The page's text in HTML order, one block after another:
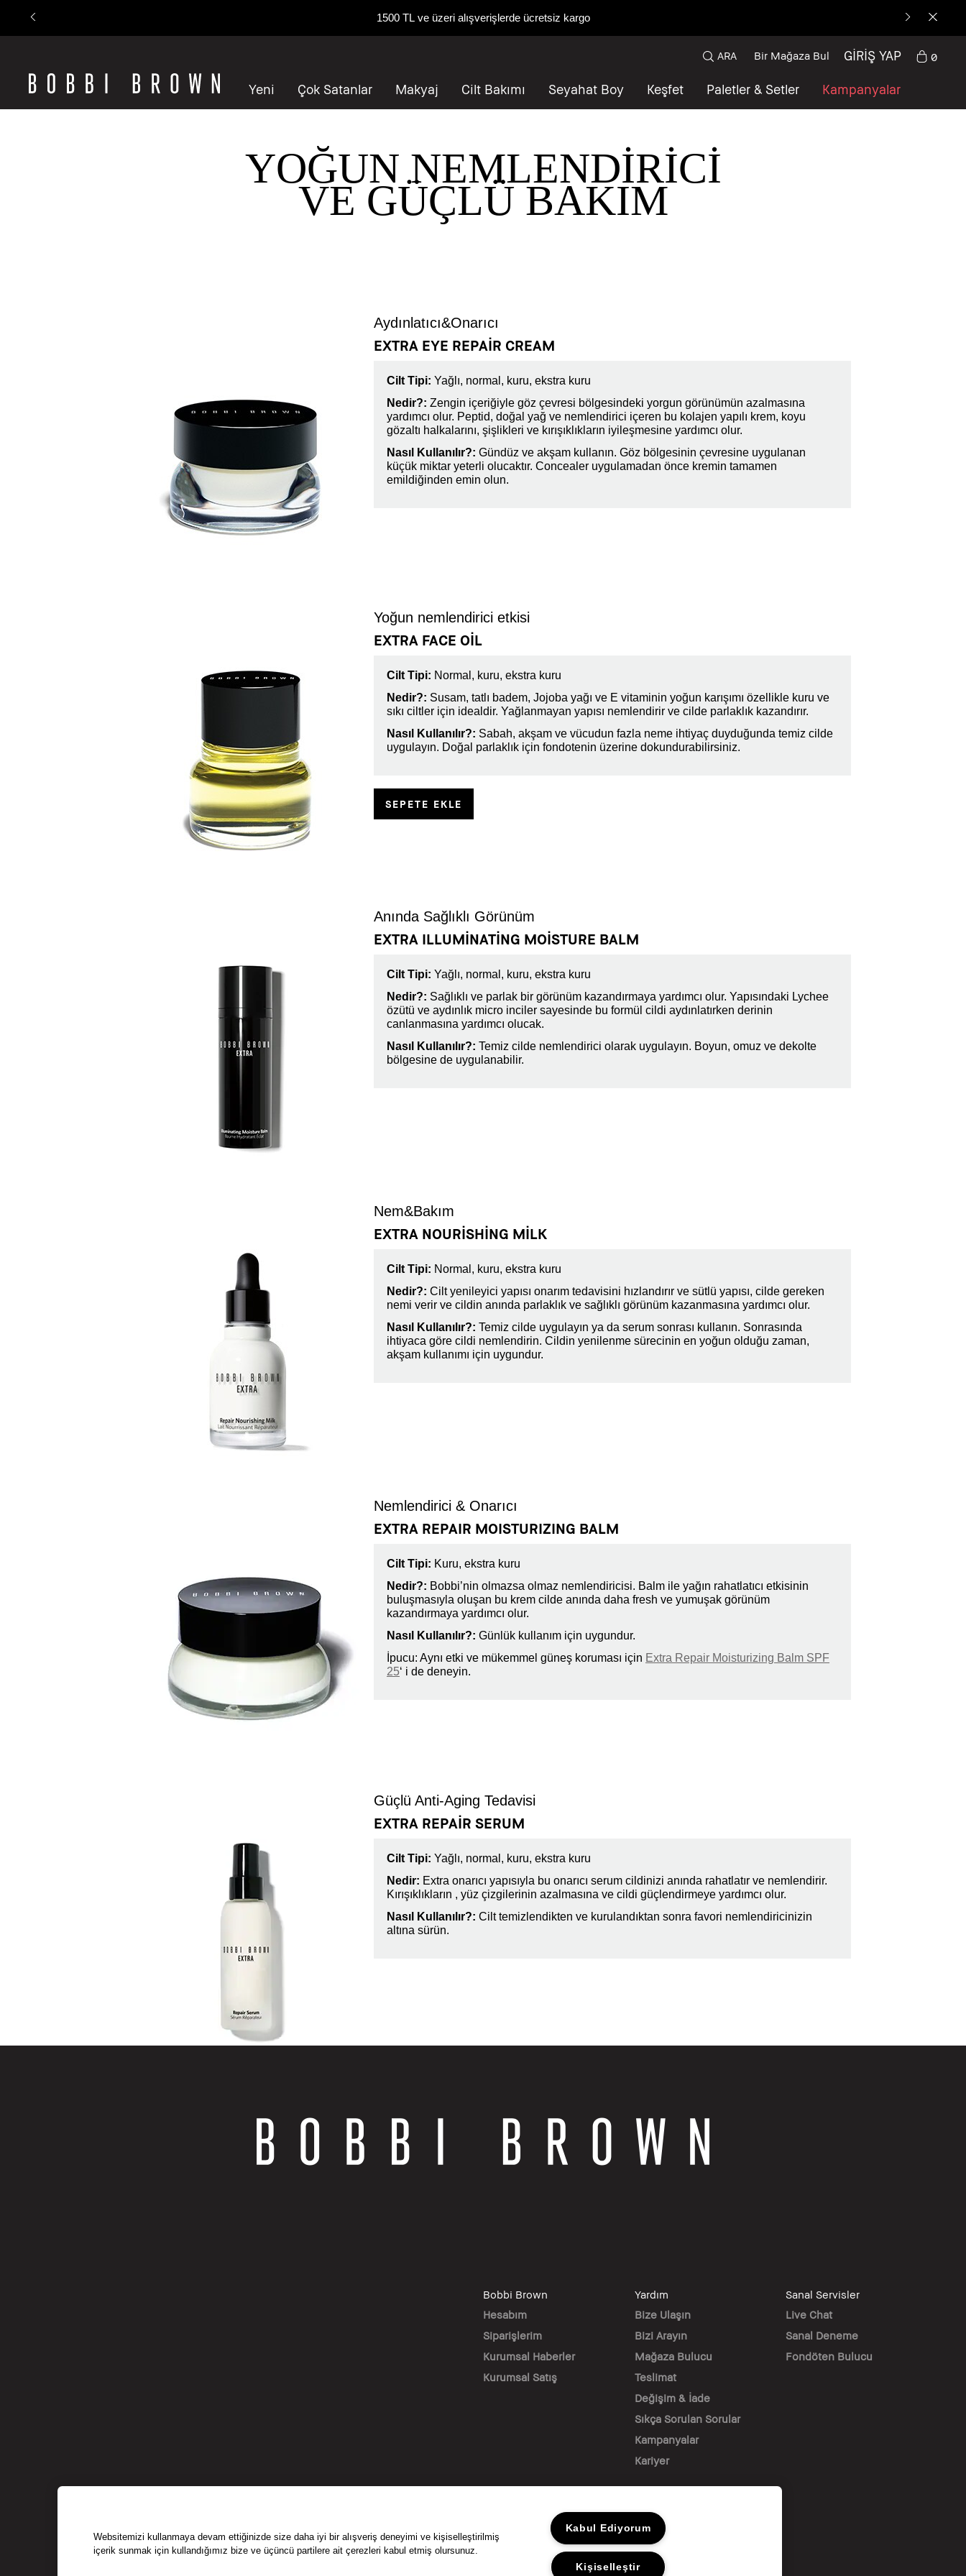
1500 TL ve üzeri alışverişlerde ücretsiz kargo
Yeni Çok Satanlar Makyaj Cilt Bakımı Seyahat Boy Keşfet Paletler & Setler Kampanyalar
ARA Bir Mağaza Bul GİRİŞ YAP 0
YOĞUN NEMLENDİRİCİ
VE GÜÇLÜ BAKIM
Aydınlatıcı&Onarıcı
EXTRA EYE REPAIR CREAM
Cilt Tipi: Yağlı, normal, kuru, ekstra kuru
Nedir?: Zengin içeriğiyle göz çevresi bölgesindeki yorgun görünümün azalmasına
yardımcı olur. Peptid, doğal yağ ve nemlendirici içeren bu kolajen yapılı krem, koyu
gözaltı halkalarını, şişlikleri ve kırışıklıkların iyileşmesine yardımcı olur.
Nasıl Kullanılır?: Gündüz ve akşam kullanın. Göz bölgesinin çevresine uygulanan
küçük miktar yeterli olucaktır. Concealer uygulamadan önce kremin tamamen
emildiğinden emin olun.
Yoğun nemlendirici etkisi
EXTRA FACE OIL
Cilt Tipi: Normal, kuru, ekstra kuru
Nedir?: Susam, tatlı badem, Jojoba yağı ve E vitaminin yoğun karışımı özellikle kuru ve
sıkı ciltler için idealdir. Yağlanmayan yapısı nemlendirir ve cilde parlaklık kazandırır.
Nasıl Kullanılır?: Sabah, akşam ve vücudun fazla neme ihtiyaç duyduğunda temiz cilde
uygulayın. Doğal parlaklık için fondotenin üzerine dokundurabilirsiniz.
SEPETE EKLE
Anında Sağlıklı Görünüm
EXTRA ILLUMINATING MOISTURE BALM
Cilt Tipi: Yağlı, normal, kuru, ekstra kuru
Nedir?: Sağlıklı ve parlak bir görünüm kazandırmaya yardımcı olur. Yapısındaki Lychee
özütü ve aydınlık micro inciler sayesinde bu formül cildi aydınlatırken derinin
canlanmasına yardımcı olucak.
Nasıl Kullanılır?: Temiz cilde nemlendirici olarak uygulayın. Boyun, omuz ve dekolte
bölgesine de uygulanabilir.
Nem&Bakım
EXTRA NOURISHING MILK
Cilt Tipi: Normal, kuru, ekstra kuru
Nedir?: Cilt yenileyici yapısı onarım tedavisini hızlandırır ve sütlü yapısı, cilde gereken
nemi verir ve cildin anında parlaklık ve sağlıklı görünüm kazanmasına yardımcı olur.
Nasıl Kullanılır?: Temiz cilde uygulayın ya da serum sonrası kullanın. Sonrasında
ihtiyaca göre cildi nemlendirin. Cildin yenilenme sürecinin en yoğun olduğu zaman,
akşam kullanımı için uygundur.
Nemlendirici & Onarıcı
EXTRA REPAIR MOISTURIZING BALM
Cilt Tipi: Kuru, ekstra kuru
Nedir?: Bobbi’nin olmazsa olmaz nemlendiricisi. Balm ile yağın rahatlatıcı etkisinin
buluşmasıyla oluşan bu krem cilde anında daha fresh ve yumuşak görünüm
kazandırmaya yardımcı olur.
Nasıl Kullanılır?: Günlük kullanım için uygundur.
İpucu: Aynı etki ve mükemmel güneş koruması için Extra Repair Moisturizing Balm SPF
25‘ i de deneyin.
Güçlü Anti-Aging Tedavisi
EXTRA REPAIR SERUM
Cilt Tipi: Yağlı, normal, kuru, ekstra kuru
Nedir: Extra onarıcı yapısıyla bu onarıcı serum cildinizi anında rahatlatır ve nemlendirir.
Kırışıklıkların , yüz çizgilerinin azalmasına ve cildi güçlendirmeye yardımcı olur.
Nasıl Kullanılır?: Cilt temizlendikten ve kurulandıktan sonra favori nemlendiricinizin
altına sürün.
Bobbi Brown
Hesabım
Siparişlerim
Kurumsal Haberler
Kurumsal Satış
Yardım
Bize Ulaşın
Bizi Arayın
Mağaza Bulucu
Teslimat
Değişim & İade
Sıkça Sorulan Sorular
Kampanyalar
Kariyer
Sanal Servisler
Live Chat
Sanal Deneme
Fondöten Bulucu
BİZİ TAKİP EDİN
Websitemizi kullanmaya devam ettiğinizde size daha iyi bir alışveriş deneyimi ve kişiselleştirilmiş
içerik sunmak için kullandığımız bize ve üçüncü partilere ait çerezleri kabul etmiş olursunuz.
Kabul Ediyorum
Kişiselleştir